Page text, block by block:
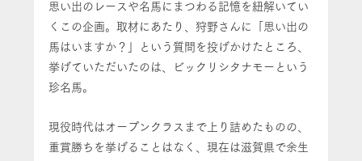
思い出のレースや名馬にまつわる記憶を紐解いてい
くこの企画。取材にあたり、狩野さんに「思い出の
馬はいますか？」という質問を投げかけたところ、
挙げていただいたのは、ビックリシタナモーという
珍名馬。
現役時代はオープンクラスまで上り詰めたものの、
重賞勝ちを挙げることはなく、現在は滋賀県で余生